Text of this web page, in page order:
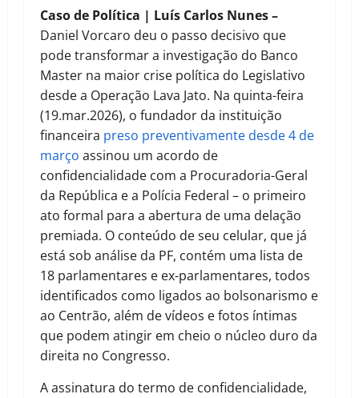
Caso de Política | Luís Carlos Nunes –
Daniel Vorcaro deu o passo decisivo que
pode transformar a investigação do Banco
Master na maior crise política do Legislativo
desde a Operação Lava Jato. Na quinta-feira
(19.mar.2026), o fundador da instituição
financeira preso preventivamente desde 4 de
março assinou um acordo de
confidencialidade com a Procuradoria-Geral
da República e a Polícia Federal – o primeiro
ato formal para a abertura de uma delação
premiada. O conteúdo de seu celular, que já
está sob análise da PF, contém uma lista de
18 parlamentares e ex-parlamentares, todos
identificados como ligados ao bolsonarismo e
ao Centrão, além de vídeos e fotos íntimas
que podem atingir em cheio o núcleo duro da
direita no Congresso.
A assinatura do termo de confidencialidade,